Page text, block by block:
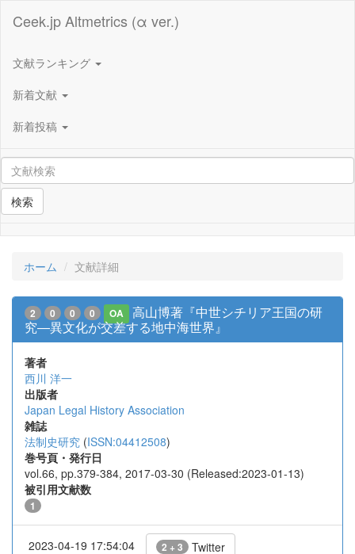
Ceek.jp Altmetrics (α ver.)
文献ランキング
新着文献
新着投稿
検索
ホーム 文献詳細
2 0 0 0 OA
高山博著『中世シチリア王国の研
究―異文化が交差する地中海世界』
著者
西川 洋一
出版者
Japan Legal History Association
雑誌
法制史研究 (ISSN:04412508)
巻号頁・発行日
vol.66, pp.379-384, 2017-03-30 (Released:2023-01-13)
被引用文献数
1
2023-04-19 17:54:04 2 + 3 Twitter